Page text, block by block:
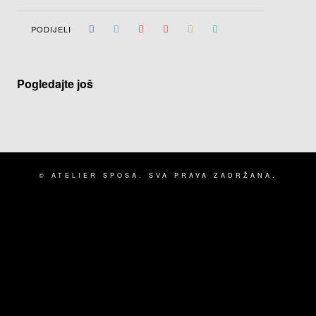
PODIJELI
Pogledajte još
© ATELIER SPOSA. SVA PRAVA ZADRŽANA.